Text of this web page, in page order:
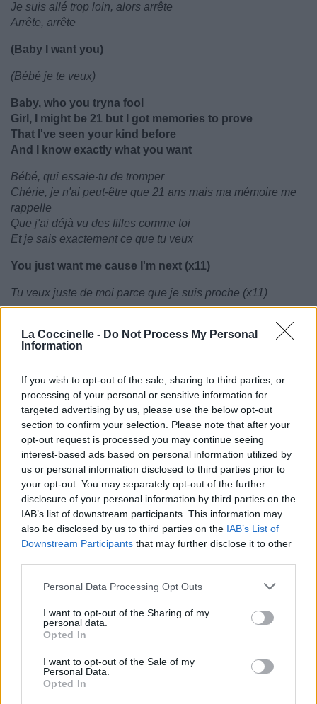
La Coccinelle - Do Not Process My Personal
Information
If you wish to opt-out of the sale, sharing to third parties, or
processing of your personal or sensitive information for
targeted advertising by us, please use the below opt-out
section to confirm your selection. Please note that after your
opt-out request is processed you may continue seeing
interest-based ads based on personal information utilized by
us or personal information disclosed to third parties prior to
your opt-out. You may separately opt-out of the further
disclosure of your personal information by third parties on the
IAB’s list of downstream participants. This information may
also be disclosed by us to third parties on the IAB’s List of
Downstream Participants that may further disclose it to other
Personal Data Processing Opt Outs
I want to opt-out of the Sharing of my
personal data.
Opted In
I want to opt-out of the Sale of my
Personal Data.
Opted In
Je suis allé trop loin, alors arrête
Arrête, arrête
(Baby I want you)
(Bébé je te veux)
Baby, who you tryna fool
Girl, I might be 21 but I got memories to prove
That I've seen your kind before
And I know exactly what you want
Bébé, qui essaie-tu de tromper
Chérie, je n'ai peut-être que 21 ans mais ma mémoire me
rappelle
Que j'ai déjà vu des filles comme toi
Et je sais exactement ce que tu veux
You just want me cause I'm next (x11)
Tu veux juste de moi parce que je suis proche (x11)
Publié parWanderlust 14857 3 4
le 23 juillet 2013
à 6h58.